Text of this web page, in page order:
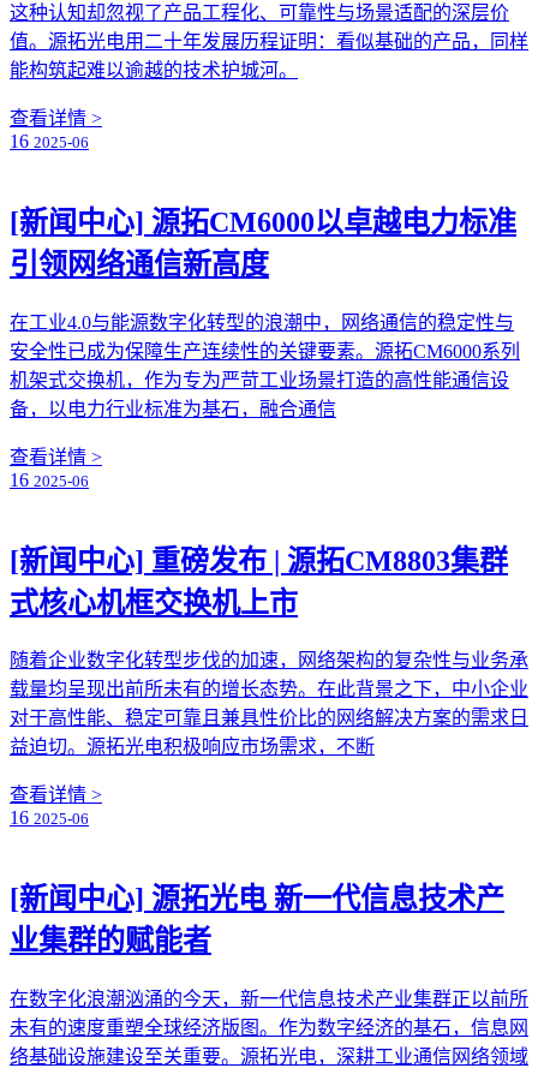
这种认知却忽视了产品工程化、可靠性与场景适配的深层价
值。源拓光电用二十年发展历程证明：看似基础的产品，同样
能构筑起难以逾越的技术护城河。
查看详情 >
16 2025-06
[新闻中心] 源拓CM6000以卓越电力标准
引领网络通信新高度
在工业4.0与能源数字化转型的浪潮中，网络通信的稳定性与
安全性已成为保障生产连续性的关键要素。源拓CM6000系列
机架式交换机，作为专为严苛工业场景打造的高性能通信设
备，以电力行业标准为基石，融合通信
查看详情 >
16 2025-06
[新闻中心] 重磅发布 | 源拓CM8803集群
式核心机框交换机上市
随着企业数字化转型步伐的加速，网络架构的复杂性与业务承
载量均呈现出前所未有的增长态势。在此背景之下，中小企业
对于高性能、稳定可靠且兼具性价比的网络解决方案的需求日
益迫切。源拓光电积极响应市场需求，不断
查看详情 >
16 2025-06
[新闻中心] 源拓光电 新一代信息技术产
业集群的赋能者
在数字化浪潮汹涌的今天，新一代信息技术产业集群正以前所
未有的速度重塑全球经济版图。作为数字经济的基石，信息网
络基础设施建设至关重要。源拓光电，深耕工业通信网络领域